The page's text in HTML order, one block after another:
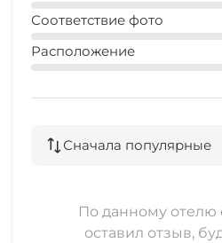
Соответствие фото
Расположение
Сначала популярные
По данному отелю
оставил отзыв,